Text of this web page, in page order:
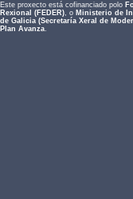
Este proxecto está cofinanciado polo
Rexional (FEDER), o Ministerio de
de Galicia (Secretaría Xeral de
Plan Avanza.